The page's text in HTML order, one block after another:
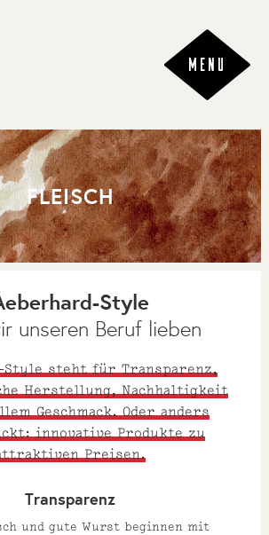
MENU
FLEISCH
Style
unseren Beruf lieben
Style steht für Transparenz,
Herstellung, Nachhaltigkeit
Geschmack. Oder anders
innovative Produkte zu
Preisen.
Transparenz
und gute Wurst beginnen mit